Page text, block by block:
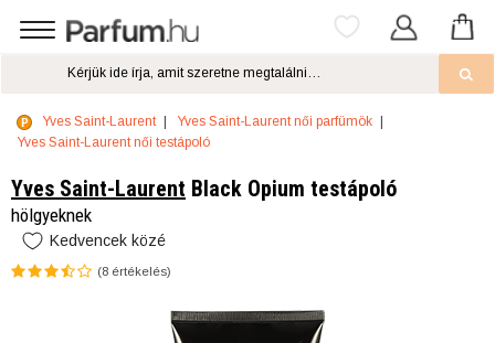
Yves Saint-Laurent
Yves Saint-Laurent női parfümök
Yves Saint-Laurent női testápoló
Yves Saint-Laurent Black Opium testápoló
hölgyeknek
Kedvencek közé
(8 értékelés)